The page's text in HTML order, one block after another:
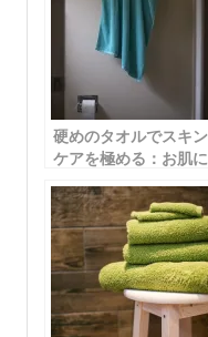
硬めのタオルでスキン
ケアを極める：お肌に